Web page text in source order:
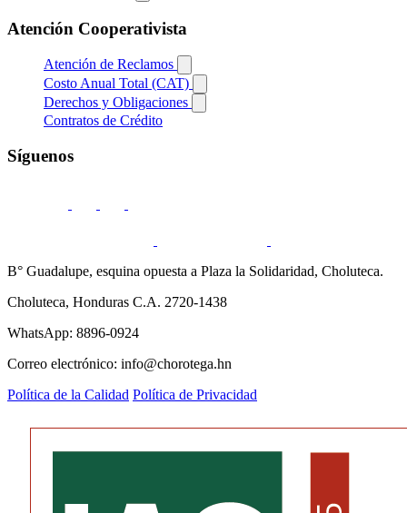
Atención Cooperativista
Atención de Reclamos
Costo Anual Total (CAT)
Derechos y Obligaciones
Contratos de Crédito
Síguenos
B° Guadalupe, esquina opuesta a Plaza la Solidaridad, Choluteca.
Choluteca, Honduras C.A. 2720-1438
WhatsApp: 8896-0924
Correo electrónico: info@chorotega.hn
Política de la Calidad Política de Privacidad